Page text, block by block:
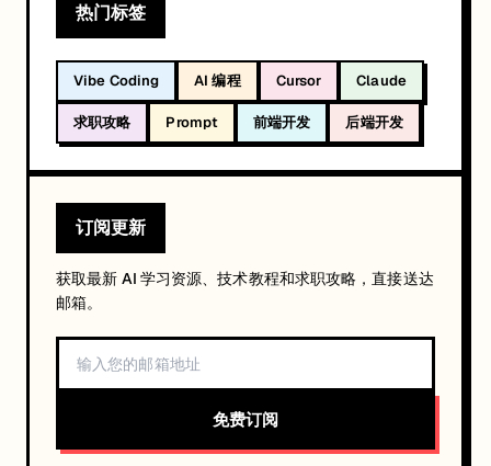
热门标签
Vibe Coding AI 编程 Cursor Claude
求职攻略 Prompt 前端开发 后端开发
订阅更新
获取最新 AI 学习资源、技术教程和求职攻略，直接送达
邮箱。
免费订阅